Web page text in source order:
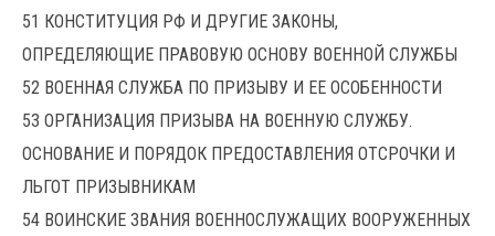
51 КОНСТИТУЦИЯ РФ И ДРУГИЕ ЗАКОНЫ,
ОПРЕДЕЛЯЮЩИЕ ПРАВОВУЮ ОСНОВУ ВОЕННОЙ СЛУЖБЫ
52 ВОЕННАЯ СЛУЖБА ПО ПРИЗЫВУ И ЕЕ ОСОБЕННОСТИ
53 ОРГАНИЗАЦИЯ ПРИЗЫВА НА ВОЕННУЮ СЛУЖБУ.
ОСНОВАНИЕ И ПОРЯДОК ПРЕДОСТАВЛЕНИЯ ОТСРОЧКИ И
ЛЬГОТ ПРИЗЫВНИКАМ
54 ВОИНСКИЕ ЗВАНИЯ ВОЕННОСЛУЖАЩИХ ВООРУЖЕННЫХ